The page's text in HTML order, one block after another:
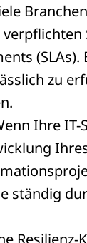
zu
Ihre
ständig